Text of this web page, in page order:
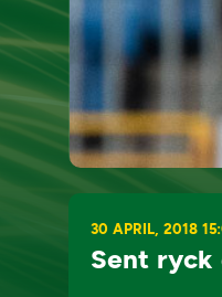
30 APRIL, 2018
Sent ryck